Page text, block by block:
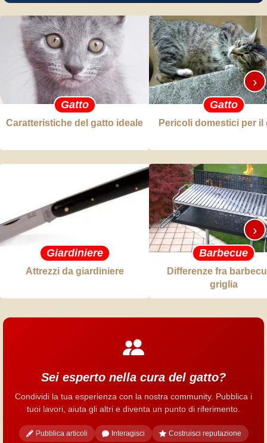
Gatto
Caratteristiche del gatto ideale
Gatto
Pericoli domestici per il
›
Giardiniere
Attrezzi da giardiniere
Barbecue
Differenze fra
griglia
›
Sei esperto nella cura del gatto?
Condividi la tua esperienza con la nostra community. Pubblica i
tuoi lavori, aiuta gli altri e diventa un punto di riferimento.
Pubblica articoli Interagisci Costruisci reputazione